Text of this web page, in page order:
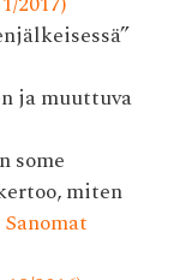
ja muuttuva
some
miten